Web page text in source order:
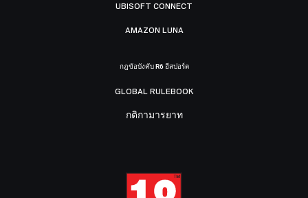
UBISOFT CONNECT
AMAZON LUNA
กฎข้อบังคับ R6 อีสปอร์ต
GLOBAL RULEBOOK
กติกามารยาท